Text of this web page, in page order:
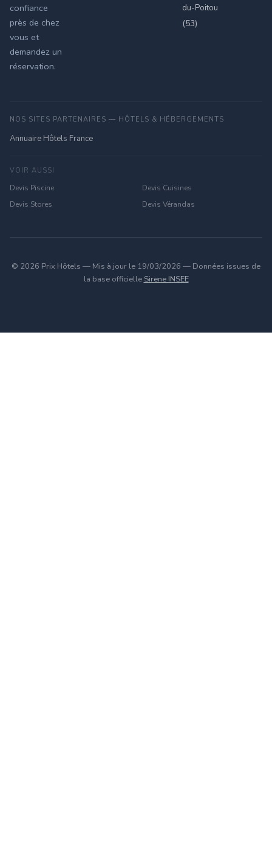
confiance
près de chez
vous et
demandez un
réservation.
du-Poitou
(53)
NOS SITES PARTENAIRES — HÔTELS & HÉBERGEMENTS
Annuaire Hôtels France
VOIR AUSSI
Devis Piscine
Devis Cuisines
Devis Stores
Devis Vérandas
© 2026 Prix Hôtels — Mis à jour le 19/03/2026 — Données issues de
la base officielle Sirene INSEE